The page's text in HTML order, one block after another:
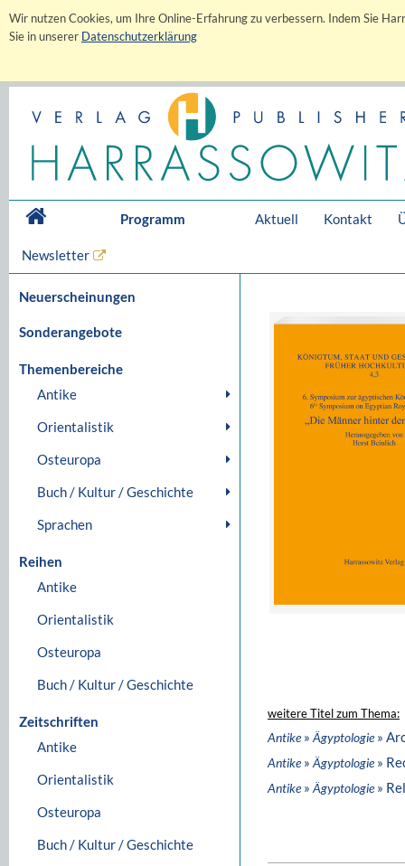
Wir nutzen Cookies, um Ihre Online-Erfahrung zu verbessern. Indem Sie
Sie in unserer Datenschutzerklärung
Programm Aktuell Kontakt
Newsletter
Neuerscheinungen
Sonderangebote
Themenbereiche
Antike
Orientalistik
Osteuropa
Buch / Kultur / Geschichte
Sprachen
Reihen
Antike
Orientalistik
Osteuropa
Buch / Kultur / Geschichte
Zeitschriften
Antike
Orientalistik
Osteuropa
Buch / Kultur / Geschichte
weitere Titel zum Thema:
Antike» Ägyptologie»
Antike» Ägyptologie»
Antike» Ägyptologie»